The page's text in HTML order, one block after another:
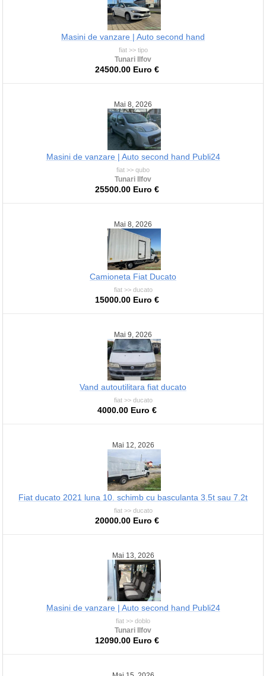
Masini de vanzare | Auto second hand
fiat >> tipo
Tunari Ilfov
24500.00 Euro €
Mai 8, 2026
Masini de vanzare | Auto second hand Publi24
fiat >> qubo
Tunari Ilfov
25500.00 Euro €
Mai 8, 2026
Camioneta Fiat Ducato
fiat >> ducato
15000.00 Euro €
Mai 9, 2026
Vand autoutilitara fiat ducato
fiat >> ducato
4000.00 Euro €
Mai 12, 2026
Fiat ducato 2021 luna 10. schimb cu basculanta 3.5t sau 7.2t
fiat >> ducato
20000.00 Euro €
Mai 13, 2026
Masini de vanzare | Auto second hand Publi24
fiat >> doblo
Tunari Ilfov
12090.00 Euro €